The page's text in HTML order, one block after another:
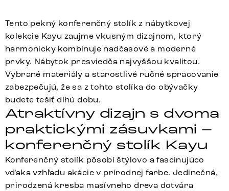
Tento pekný konferenčný stolík z nábytkovej
kolekcie Kayu zaujme vkusným dizajnom, ktorý
harmonicky kombinuje nadčasové a moderné
prvky. Nábytok presviedča najvyššou kvalitou.
Vybrané materiály a starostlivé ručné spracovanie
zabezpečujú, že sa z tohto stolíka do obývačky
budete tešiť dlhú dobu.
Atraktívny dizajn s dvoma
praktickými zásuvkami –
konferenčný stolík Kayu
Konferenčný stolík pôsobí štýlovo a fascinujúco
vďaka vzhľadu akácie v prírodnej farbe. Jedinečná,
prirodzená kresba masívneho dreva dotvára